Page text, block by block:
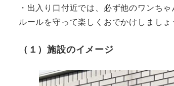
・出入り口付近では、必ず他のワンち
ルールを守って楽しくおでかけしまし
（１）施設のイメージ